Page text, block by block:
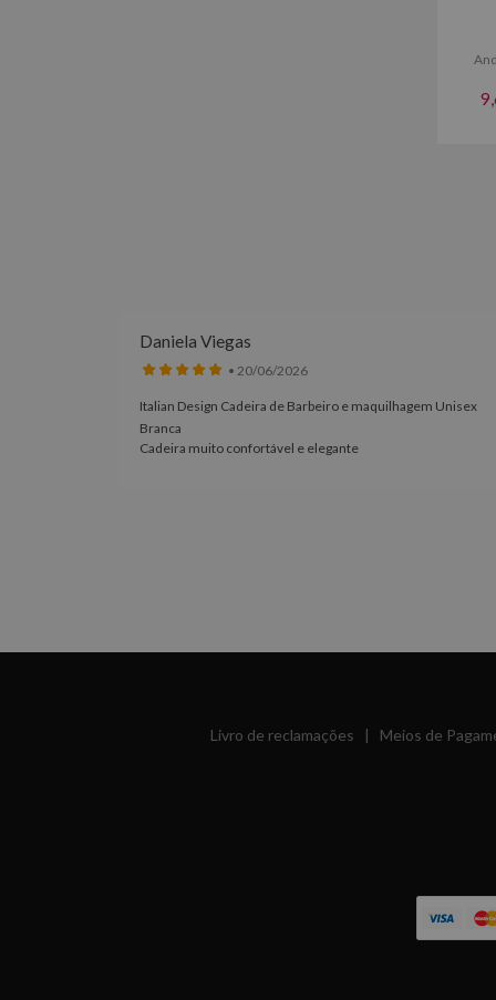
Daniela Viegas
• 20/06/2026
Italian Design Cadeira de Barbeiro e maquilhagem Unisex
Branca
Cadeira muito confortável e elegante
Livro de reclamações | Meios de